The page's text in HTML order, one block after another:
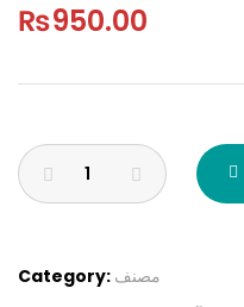
₨950.00
Category: مصنف